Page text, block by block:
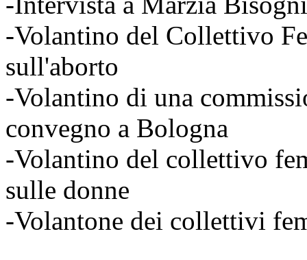
-Volantino del Collettivo
sull'aborto
-Volantino di una
convegno a Bologna
-Volantino del collettivo
sulle donne
-Volantone dei collettivi